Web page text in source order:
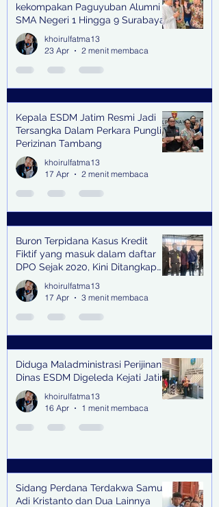
kekompakan Paguyuban Alumni
SMA Negeri 1 Hingga 9 Surabaya
(Pasmanbaya) dalam Kegiatan
Halal Bihalal
khoirulfatma13
23 Apr
2 menit membaca
Kepala ESDM Jatim Resmi Jadi
Tersangka Dalam Perkara Pungli
Perizinan Tambang
khoirulfatma13
17 Apr
2 menit membaca
Buron Terpidana Kasus Kredit
Fiktif yang masuk dalam daftar
DPO Sejak 2020, Kini Ditangkap
Kejari Surabaya
khoirulfatma13
17 Apr
3 menit membaca
Diduga Maladministrasi Perijinan,
Dinas ESDM Digeleda Kejati Jatim
khoirulfatma13
16 Apr
1 menit membaca
Sidang Perdana Terdakwa Samuel
Adi Kristanto dan Dua Lainnya